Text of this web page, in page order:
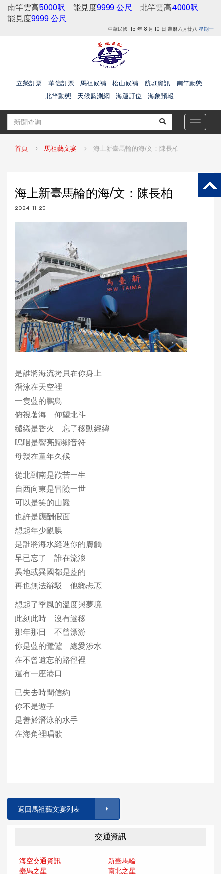
南竿雲高5000呎 能見度9999 公尺 北竿雲高4000呎
能見度9999 公尺
中華民國 115 年 8 月 10 日 農曆六月廿八 星期一
立榮訂票 華信訂票 馬祖候補 松山候補 航班資訊
南竿動態
北竿動態
天候監測網 海運訂位 海象預報
Toggle
首頁 馬祖藝文宴 海上新臺馬輪的海/文：陳長柏
海上新臺馬輪的海/文：陳長柏
2024-11-25
是誰將海流拷貝在你身上
潛泳在天空裡
一隻藍的鵬鳥
俯視著海 仰望北斗
繾綣是香火 忘了移動經緯
嗚咽是響亮歸鄉音符
母親在童年久候
從北到南是歡苦一生
自西向東是冒險一世
可以是笑的山巖
也許是應酬假面
想起年少靦腆
是誰將海水縫進你的膚觸
早已忘了 誰在流浪
異地或異國都是藍的
再也無法辯駁 他鄉忐忑
想起了季風的溫度與夢境
此刻此時 沒有遷移
那年那日 不曾漂游
你是藍的鷺鷥 總愛涉水
在不曾遺忘的路徑裡
還有一座港口
已失去時間信約
你不是遊子
是善於潛泳的水手
在海角裡唱歌
返回馬祖藝文宴列表
交通資訊
海空交通資訊
新臺馬輪
臺馬之星
南北之星